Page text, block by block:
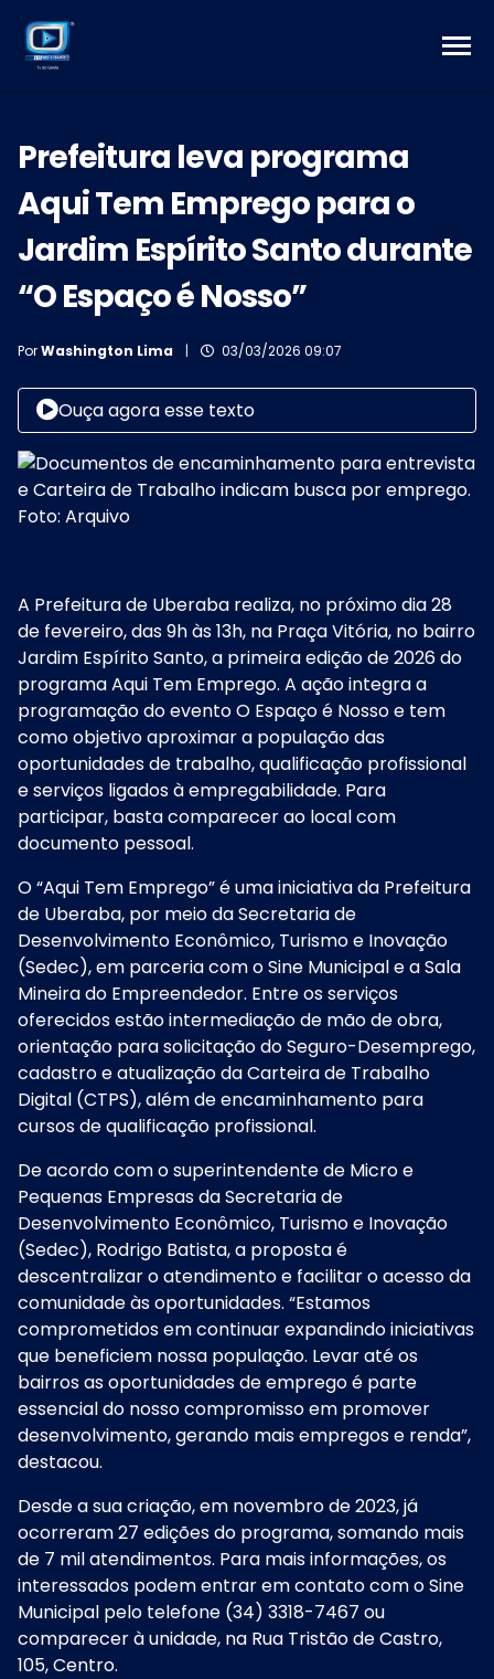
Prefeitura leva programa
Aqui Tem Emprego para o
Jardim Espírito Santo durante
“O Espaço é Nosso”
PorWashington Lima | 03/03/2026 09:07
Ouça agora esse texto
Foto: Arquivo
A Prefeitura de Uberaba realiza, no próximo dia 28
de fevereiro, das 9h às 13h, na Praça Vitória, no bairro
Jardim Espírito Santo, a primeira edição de 2026 do
programa Aqui Tem Emprego. A ação integra a
programação do evento O Espaço é Nosso e tem
como objetivo aproximar a população das
oportunidades de trabalho, qualificação profissional
e serviços ligados à empregabilidade. Para
participar, basta comparecer ao local com
documento pessoal.
O “Aqui Tem Emprego” é uma iniciativa da Prefeitura
de Uberaba, por meio da Secretaria de
Desenvolvimento Econômico, Turismo e Inovação
(Sedec), em parceria com o Sine Municipal e a Sala
Mineira do Empreendedor. Entre os serviços
oferecidos estão intermediação de mão de obra,
orientação para solicitação do Seguro-Desemprego,
cadastro e atualização da Carteira de Trabalho
Digital (CTPS), além de encaminhamento para
cursos de qualificação profissional.
De acordo com o superintendente de Micro e
Pequenas Empresas da Secretaria de
Desenvolvimento Econômico, Turismo e Inovação
(Sedec), Rodrigo Batista, a proposta é
descentralizar o atendimento e facilitar o acesso da
comunidade às oportunidades. “Estamos
comprometidos em continuar expandindo iniciativas
que beneficiem nossa população. Levar até os
bairros as oportunidades de emprego é parte
essencial do nosso compromisso em promover
desenvolvimento, gerando mais empregos e renda”,
destacou.
Desde a sua criação, em novembro de 2023, já
ocorreram 27 edições do programa, somando mais
de 7 mil atendimentos. Para mais informações, os
interessados podem entrar em contato com o Sine
Municipal pelo telefone (34) 3318-7467 ou
comparecer à unidade, na Rua Tristão de Castro,
105, Centro.